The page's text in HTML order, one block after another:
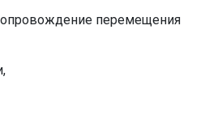
перемещения